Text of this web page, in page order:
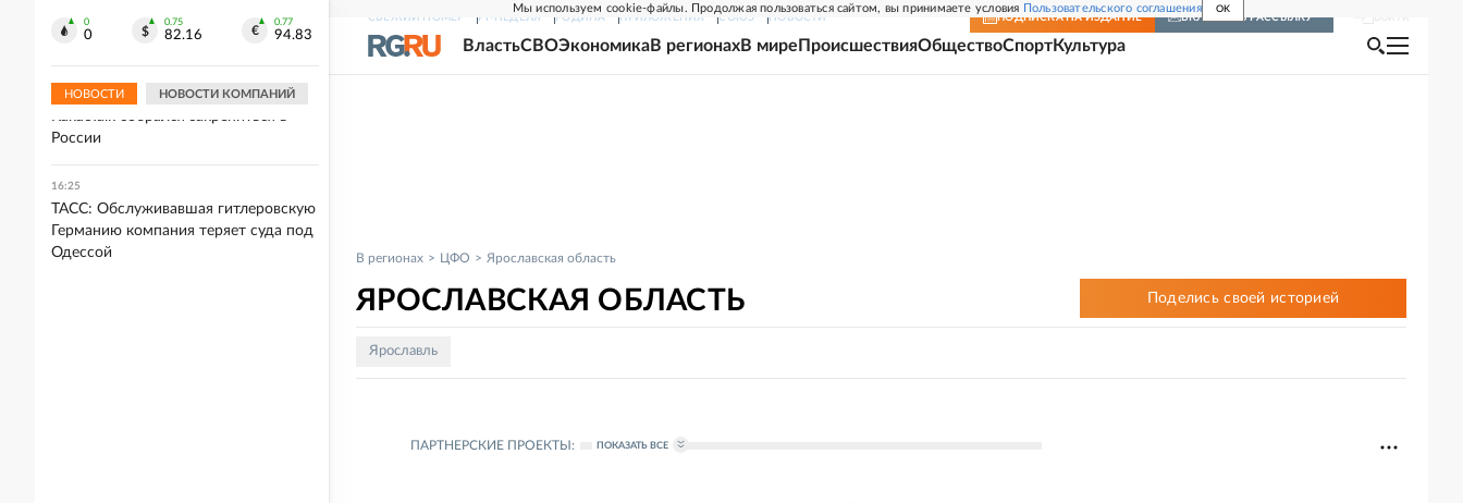
Мы используем cookie-файлы. Продолжая пользоваться сайтом, вы принимаете условия Пользовательского соглашения OK
СВЕЖИЙ НОМЕР РГ-НЕДЕЛЯ РОДИНА ПРИЛОЖЕНИЯ СОЮЗ НОВОСТИ ПОДПИСКА НА ИЗДАНИЕ ВКЛЮЧИТЬ РАССЫЛКУ
ВластьСВОЭкономикаВ регионахВ мире ПроисшествияОбществоСпортКультура
В регионах ЦФО Ярославская область
ЯРОСЛАВСКАЯ ОБЛАСТЬ Поделись своей историей
Ярославль
ПАРТНЕРСКИЕ ПРОЕКТЫ: ПОКАЗАТЬ ВСЕ
0
0
0.75
82.16
0.77
94.83
НОВОСТИ НОВОСТИ КОМПАНИЙ
лайки в поддержку ВСУ
Южнокорейский мессенджер
KakaoTalk собрался закрепиться в
России
16:25
ТАСС: Обслуживавшая гитлеровскую
Германию компания теряет суда под
Одессой